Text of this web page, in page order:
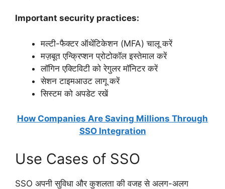
Important security practices:
मल्टी-फैक्टर ऑथेंटिकेशन (MFA) चालू करें
मज़बूत एन्क्रिप्शन प्रोटोकॉल इस्तेमाल करें
लॉगिन एक्टिविटी को रेगुलर मॉनिटर करें
सेशन टाइमआउट लागू करें
सिस्टम को अपडेट रखें
How Companies Are Saving Millions Through
SSO Integration
Use Cases of SSO
SSO अपनी सुविधा और कुशलता की वजह से अलग-अलग